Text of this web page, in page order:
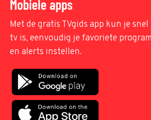
Mobiele apps
Met de gratis TVgids app kun je
tv is, eenvoudig je favoriete
en alerts instellen.